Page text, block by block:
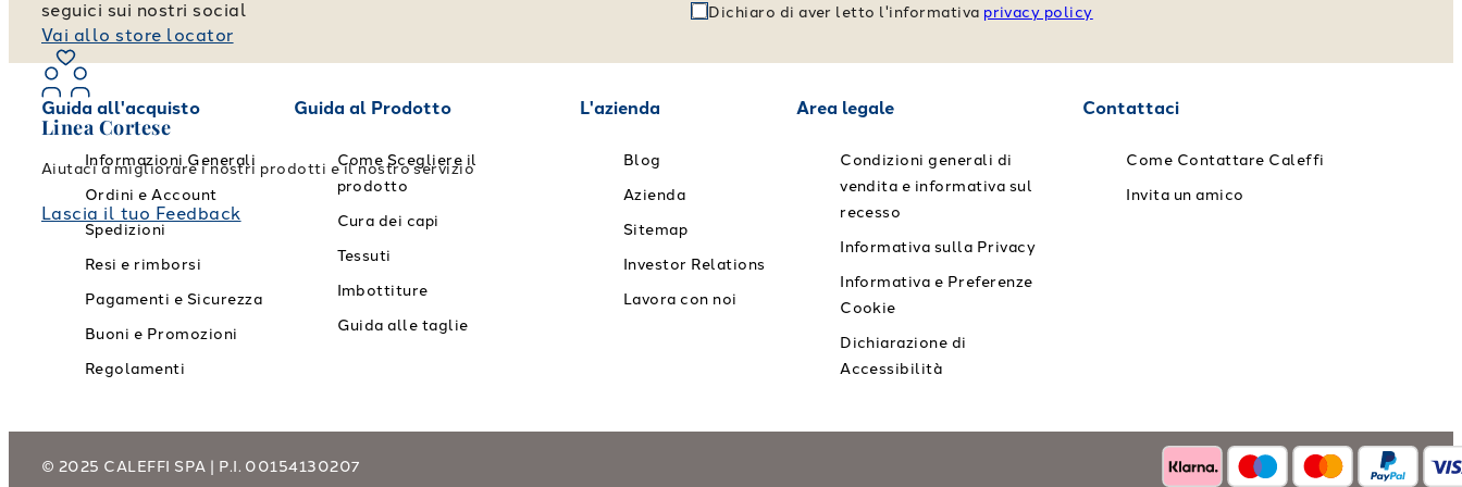
Vai allo store locator
Linea Cortese
Aiutaci a migliorare i nostri prodotti e il nostro servizio
Lascia il tuo Feedback
seguici sui nostri social
Dichiaro di aver letto l'informativa privacy policy
Guida all'acquisto
Informazioni Generali
Ordini e Account
Spedizioni
Resi e rimborsi
Pagamenti e Sicurezza
Buoni e Promozioni
Regolamenti
Guida al Prodotto
Come Scegliere il
prodotto
Cura dei capi
Tessuti
Imbottiture
Guida alle taglie
L'azienda
Blog
Azienda
Sitemap
Investor Relations
Lavora con noi
Area legale
Condizioni generali di
vendita e informativa sul
recesso
Informativa sulla Privacy
Informativa e Preferenze
Cookie
Dichiarazione di
Accessibilità
Contattaci
Come Contattare Caleffi
Invita un amico
© 2025 CALEFFI SPA | P.I. 00154130207